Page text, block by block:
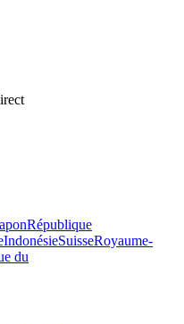
République
IndonésieSuisseRoyaume-
du